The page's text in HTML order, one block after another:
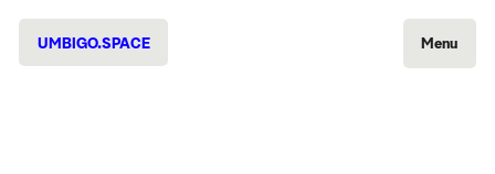
UMBIGO.SPACE Menu